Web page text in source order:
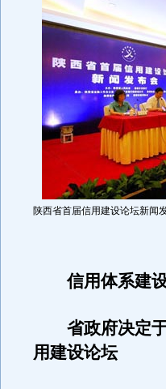
陕西省首届信用建设论坛新
信用体系建
省政府决定于
用建设论坛